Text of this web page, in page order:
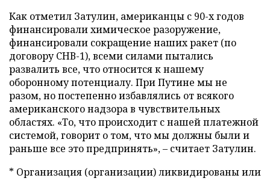
Как отметил Затулин, американцы с 90-х годов
финансировали химическое разоружение,
финансировали сокращение наших ракет (по
договору СНВ-1), всеми силами пытались
развалить все, что относится к нашему
оборонному потенциалу. При Путине мы не
разом, но постепенно избавлялись от всякого
американского надзора в чувствительных
областях. «То, что происходит с нашей платежной
системой, говорит о том, что мы должны были и
раньше все это предпринять», – считает Затулин.
* Организация (организации) ликвидированы или